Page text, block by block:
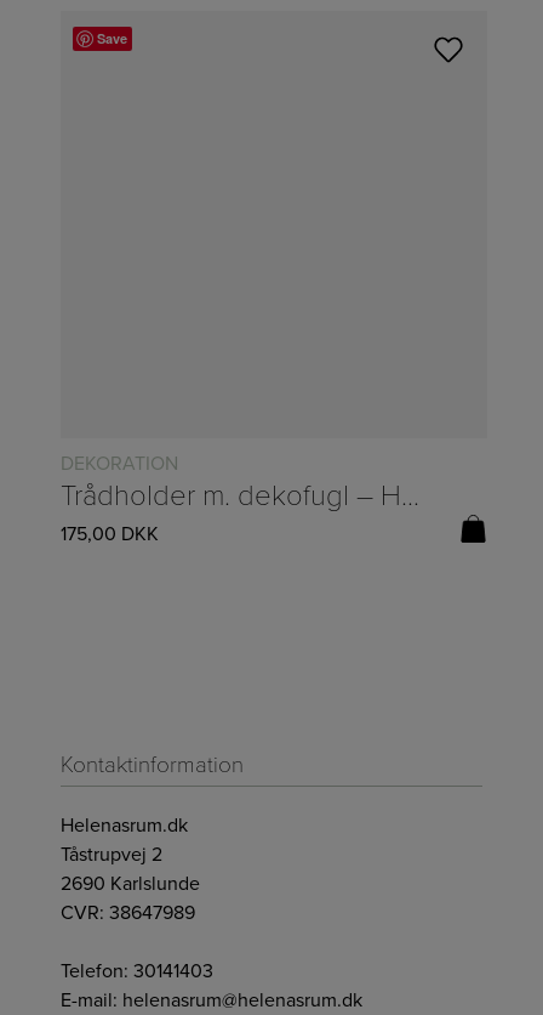
Save
DEKORATION
Trådholder m. dekofugl – H:17,5cm
175,00 DKK
Kontaktinformation
Helenasrum.dk
Tåstrupvej 2
2690 Karlslunde
CVR: 38647989
Telefon: 30141403
E-mail: helenasrum@helenasrum.dk